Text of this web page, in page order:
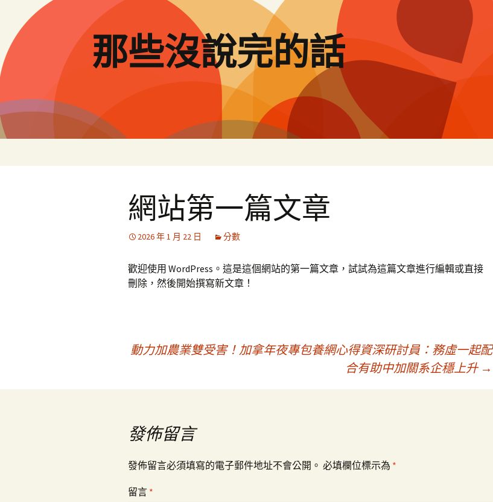
要
內
容
那些沒說完的話
網站第一篇文章
2026 年 1 月 22 日 分數
歡迎使用 WordPress。這是這個網站的第一篇文章，試試為這篇文章進行編輯或直接
刪除，然後開始撰寫新文章！
章
動力加農業雙受害！加拿年夜專包養網心得資深研討員：務虛一起配
合有助中加關系企穩上升 →
發佈留言
發佈留言必須填寫的電子郵件地址不會公開。 必填欄位標示為 *
留言 *